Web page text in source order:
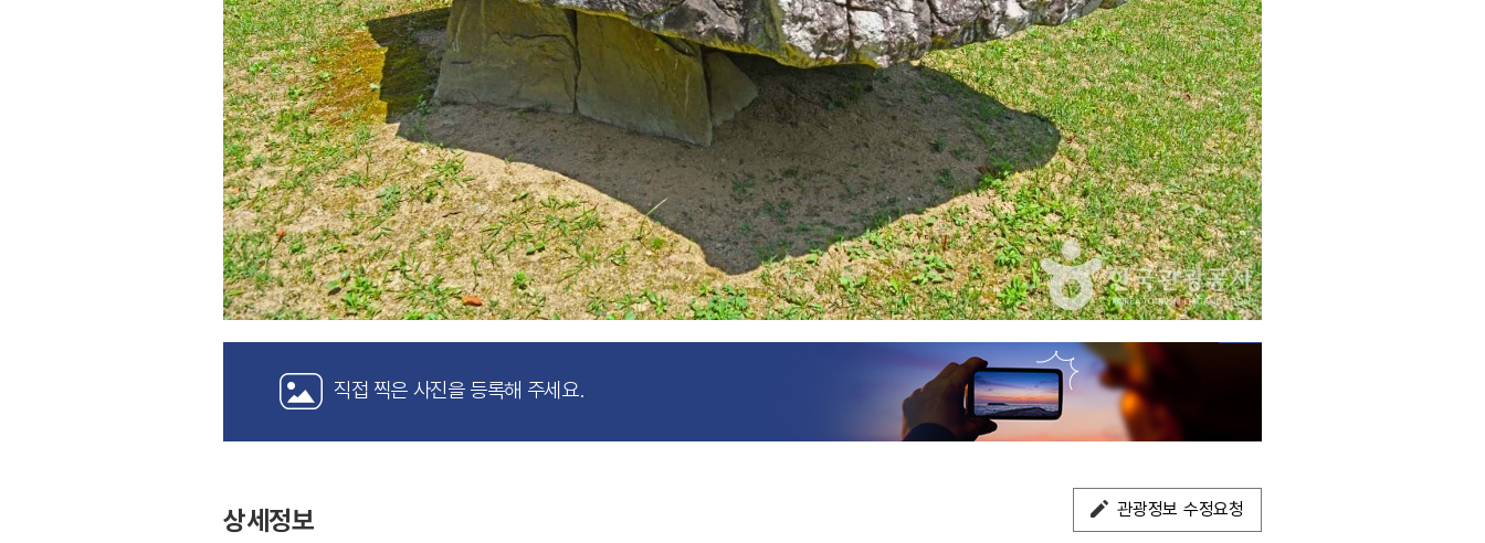
직접 찍은 사진을 등록해 주세요.
상세정보 관광정보 수정요청